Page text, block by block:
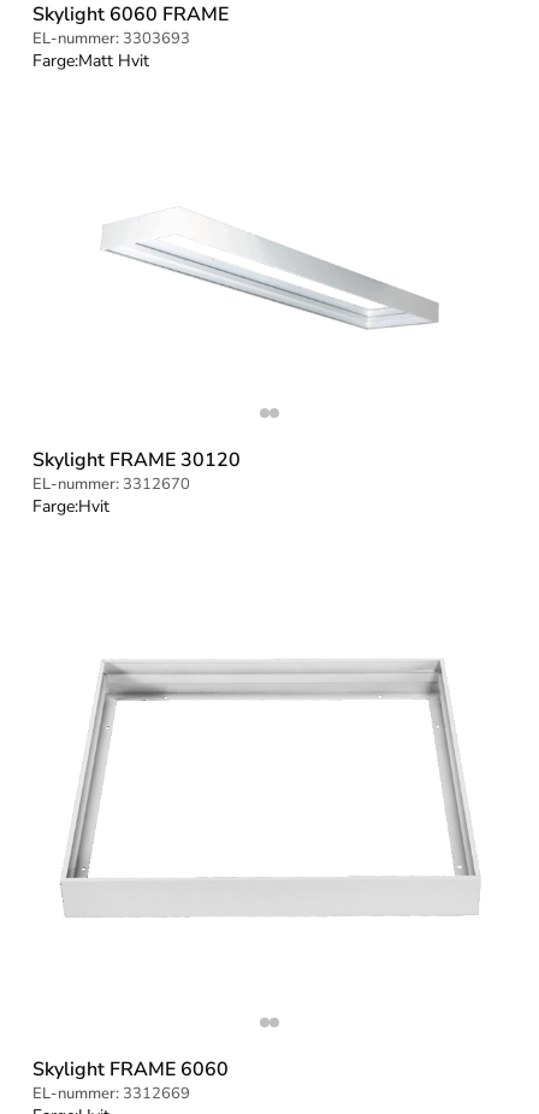
Skylight 6060 FRAME
EL-nummer: 3303693
Farge:Matt Hvit
Skylight FRAME 30120
EL-nummer: 3312670
Farge:Hvit
Skylight FRAME 6060
EL-nummer: 3312669